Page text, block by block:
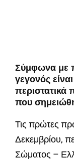
Σύμφωνα με
γεγονός
περιστατικά
που
Τις πρώτες
Δεκεμβρίου,
Σώματος –